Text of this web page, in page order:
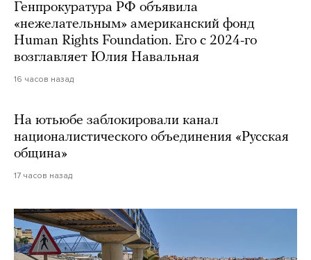
Генпрокуратура РФ объявила
«нежелательным» американский фонд
Human Rights Foundation. Его с 2024-го
возглавляет Юлия Навальная
16 часов назад
На ютьюбе заблокировали канал
националистического объединения «Русская
община»
17 часов назад